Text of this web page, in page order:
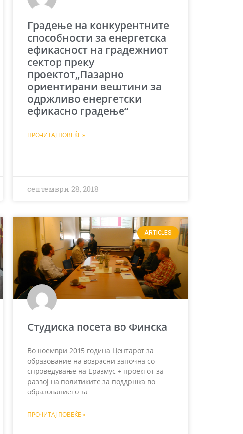
Градење на конкурентните
спосoбности за енергетска
ефикасност на градежниот
сектор преку
проектот„Пазарно
ориентирани вештини за
одржливо енергетски
ефикасно градење“
ПРОЧИТАЈ ПОВЕЌЕ »
септември 28, 2018
ARTICLES
Студиска посета во Финска
Во ноември 2015 година Центарот за
образование на возрасни започна со
спроведување на Еразмус + проектот за
развој на политиките за поддршка во
образованието за
ПРОЧИТАЈ ПОВЕЌЕ »